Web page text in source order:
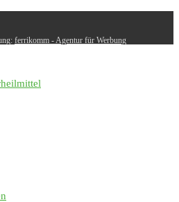
ferrikomm - Agentur für Werbung